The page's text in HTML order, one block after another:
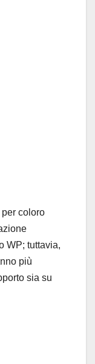
coloro
WP; tuttavia,
più
sia su